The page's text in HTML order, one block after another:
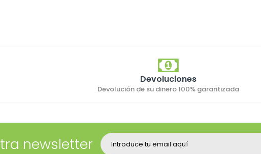
Devoluciones
Devolución de su dinero 100% garantizada
newsletter